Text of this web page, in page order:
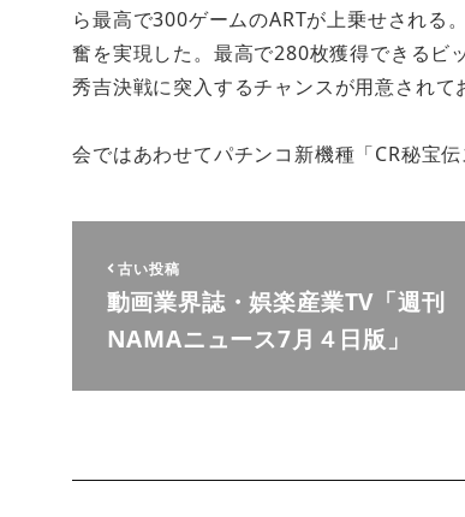
ら最高で300ゲームのARTが上乗せされる
奮を実現した。最高で280枚獲得できるビ
秀吉決戦に突入するチャンスが用意されて
会ではあわせてパチンコ新機種「CR秘宝
古い投稿
動画業界誌・娯楽産業TV「週刊
NAMAニュース7月４日版」